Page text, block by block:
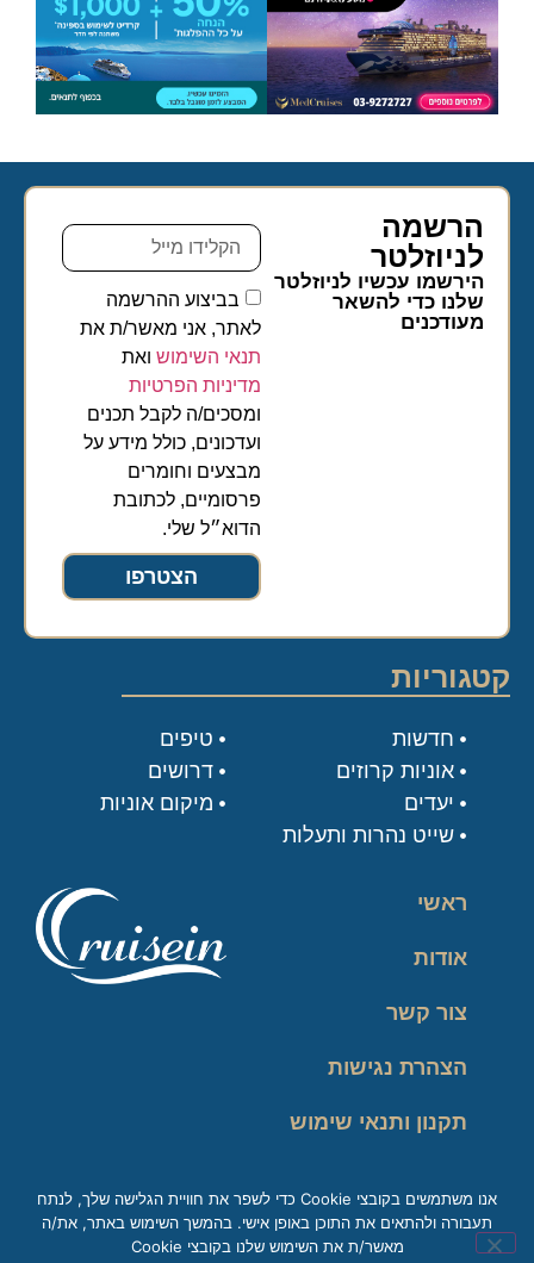
הרשמה
לניוזלטר​
הירשמו עכשיו לניוזלטר
שלנו כדי להשאר
מעודכנים
בביצוע ההרשמה
לאתר, אני מאשר/ת את
תנאי השימושואת
מדיניות הפרטיות
ומסכים/ה לקבל תכנים
ועדכונים, כולל מידע על
מבצעים וחומרים
פרסומיים, לכתובת
הדוא״ל שלי.
הצטרפו
ראשי
אודות
צור קשר
הצהרת נגישות
תקנון ותנאי שימוש
זכות עיון במידע
קטגוריות
טיפים
דרושים
מיקום אוניות
חדשות
אוניות קרוזים
יעדים
שייט נהרות ותעלות
אנו משתמשים בקובצי Cookie כדי לשפר את חוויית הגלישה שלך, לנתח
תעבורה ולהתאים את התוכן באופן אישי. בהמשך השימוש באתר, את/ה
מאשר/ת את השימוש שלנו בקובצי Cookie